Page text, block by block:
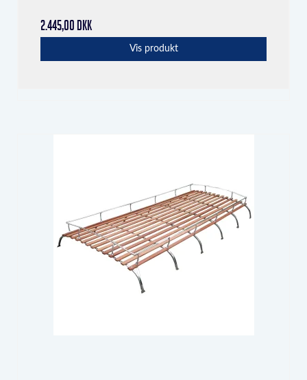
2.445,00 DKK
Vis produkt